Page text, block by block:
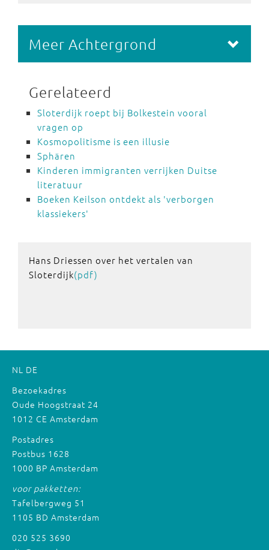
Meer Achtergrond
Gerelateerd
Sloterdijk roept bij Bolkestein vooral
vragen op
Kosmopolitisme is een illusie
Sphären
Kinderen immigranten verrijken Duitse
literatuur
Boeken Keilson ontdekt als 'verborgen
klassiekers'
Hans Driessen over het vertalen van
Sloterdijk(pdf)
NL DE
Bezoekadres
Oude Hoogstraat 24
1012 CE Amsterdam
Postadres
Postbus 1628
1000 BP Amsterdam
voor pakketten:
Tafelbergweg 51
1105 BD Amsterdam
020 525 3690